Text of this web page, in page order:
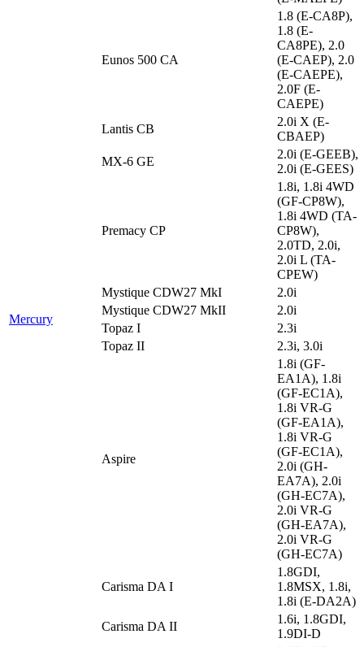
Eunos 500 CA
1.8 (E-CA8P),
1.8 (E-
CA8PE), 2.0
(E-CAEP), 2.0
(E-CAEPE),
2.0F (E-
CAEPE)
Lantis CB
2.0i X (E-
CBAEP)
MX-6 GE
2.0i (E-GEEB),
2.0i (E-GEES)
Premacy CP
1.8i, 1.8i 4WD
(GF-CP8W),
1.8i 4WD (TA-
CP8W),
2.0TD, 2.0i,
2.0i L (TA-
CPEW)
Mercury
Mystique CDW27 MkI
2.0i
Mystique CDW27 MkII
2.0i
Topaz I
2.3i
Topaz II
2.3i, 3.0i
Aspire
1.8i (GF-
EA1A), 1.8i
(GF-EC1A),
1.8i VR-G
(GF-EA1A),
1.8i VR-G
(GF-EC1A),
2.0i (GH-
EA7A), 2.0i
(GH-EC7A),
2.0i VR-G
(GH-EA7A),
2.0i VR-G
(GH-EC7A)
Carisma DA I
1.8GDI,
1.8MSX, 1.8i,
1.8i (E-DA2A)
Carisma DA II
1.6i, 1.8GDI,
1.9DI-D